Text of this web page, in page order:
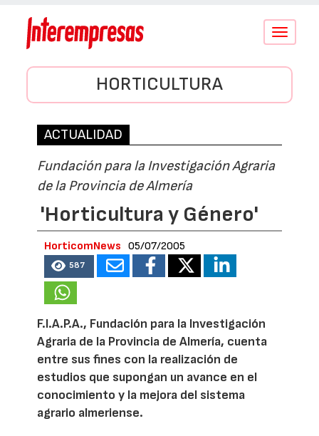
Conmutar
HORTICULTURA
ACTUALIDAD
Fundación para la Investigación Agraria
de la Provincia de Almería
'Horticultura y Género'
HorticomNews 05/07/2005
587
F.I.A.P.A., Fundación para la Investigación
Agraria de la Provincia de Almería, cuenta
entre sus fines con la realización de
estudios que supongan un avance en el
conocimiento y la mejora del sistema
agrario almeriense.